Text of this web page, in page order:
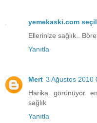
yemekaski.com seçil
Ellerinize sağlık..
Yanıtla
Mert 3 Ağustos 2010
Harika görünüyor
sağlık
Yanıtla